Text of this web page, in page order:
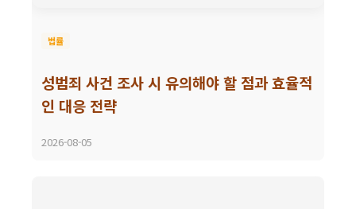
법률
성범죄 사건 조사 시 유의해야 할 점과 효율적
인 대응 전략
2026-08-05